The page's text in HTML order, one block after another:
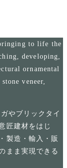
to life the
developing,
ornamental
veneer,
やブリックタイ
匠建材をはじ
製造・輸入・販
まま実現できる